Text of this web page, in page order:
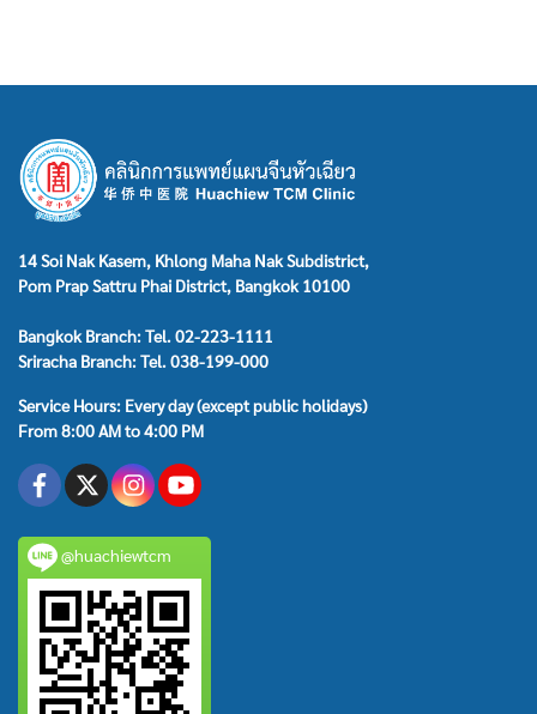
14 Soi Nak Kasem, Khlong Maha Nak Subdistrict,
Pom Prap Sattru Phai District, Bangkok 10100
Bangkok Branch: Tel. 02-223-1111
Sriracha Branch: Tel. 038-199-000
Service Hours: Every day (except public holidays)
From 8:00 AM to 4:00 PM
@huachiewtcm